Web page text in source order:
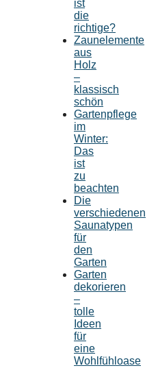
ist
die
richtige?
Zaunelemente
aus
Holz
–
klassisch
schön
Gartenpflege
im
Winter:
Das
ist
zu
beachten
Die
verschiedenen
Saunatypen
für
den
Garten
Garten
dekorieren
–
tolle
Ideen
für
eine
Wohlfühloase